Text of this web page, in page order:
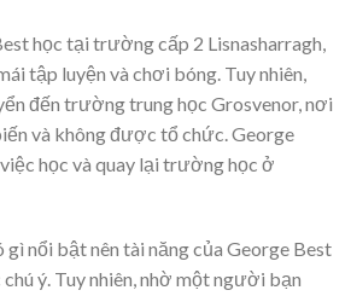
học tại trường cấp 2 Lisnasharragh,
tập luyện và chơi bóng. Tuy nhiên,
đến trường trung học Grosvenor, nơi
và không được tổ chức. George
học và quay lại trường học ở
gì nổi bật nên tài năng của George Best
ý. Tuy nhiên, nhờ một người bạn